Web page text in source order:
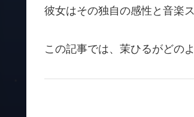
彼女はその独自の感性と音楽
この記事では、茉ひるがどの